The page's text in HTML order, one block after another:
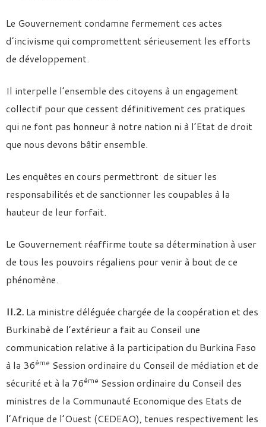
Le Gouvernement condamne fermement ces actes
d’incivisme qui compromettent sérieusement les efforts
de développement.
Il interpelle l’ensemble des citoyens à un engagement
collectif pour que cessent définitivement ces pratiques
qui ne font pas honneur à notre nation ni à l’Etat de droit
que nous devons bâtir ensemble.
Les enquêtes en cours permettront de situer les
responsabilités et de sanctionner les coupables à la
hauteur de leur forfait.
Le Gouvernement réaffirme toute sa détermination à user
de tous les pouvoirs régaliens pour venir à bout de ce
phénomène.
II.2. La ministre déléguée chargée de la coopération et des
Burkinabè de l’extérieur a fait au Conseil une
communication relative à la participation du Burkina Faso
à la 36ème Session ordinaire du Conseil de médiation et de
sécurité et à la 76ème Session ordinaire du Conseil des
ministres de la Communauté Economique des Etats de
l’Afrique de l’Ouest (CEDEAO), tenues respectivement les